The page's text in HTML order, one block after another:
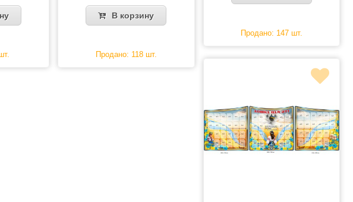
В корзину
Продано: 118 шт.
Продано: 147 шт.